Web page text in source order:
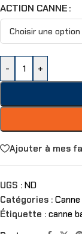
ACTION CANNE
- +
Ajouter à mes
UGS : ND
Catégories :
Étiquette : canne